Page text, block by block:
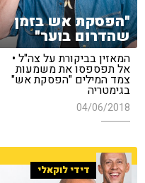
"הפסקת אש בזמן
שהדרום בוער"
המאזין בביקורת על צה"ל •
אל תפספסו את משמעות
צמד המילים "הפסקת אש"
בגימטריה
04/06/2018
דידי לוקאלי